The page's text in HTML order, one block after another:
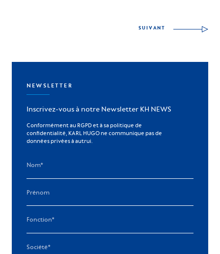
SUIVANT
NEWSLETTER
Inscrivez-vous à notre Newsletter KH NEWS
Conformément au RGPD et à sa politique de
confidentialité, KARL HUGO ne communique pas de
données privées à autrui.